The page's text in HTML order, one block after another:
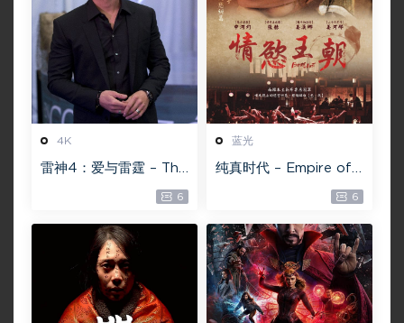
4K
雷神4：爱与雷霆 – Tho
20.4GB [115网盘下载]
6
蓝光
纯真时代 – Empire of
GB ISO【115网盘专用
下载】
6